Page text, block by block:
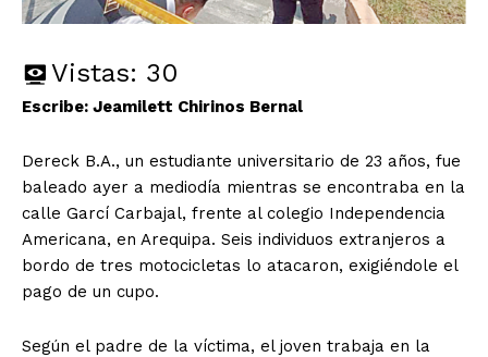
Vistas: 30
Escribe: Jeamilett Chirinos Bernal
Dereck B.A., un estudiante universitario de 23 años, fue
baleado ayer a mediodía mientras se encontraba en la
calle Garcí Carbajal, frente al colegio Independencia
Americana, en Arequipa. Seis individuos extranjeros a
bordo de tres motocicletas lo atacaron, exigiéndole el
pago de un cupo.
Según el padre de la víctima, el joven trabaja en la